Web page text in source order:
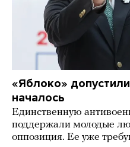
«Яблоко»
началось
Единственную
поддержали молодые
оппозиция. Ее уже